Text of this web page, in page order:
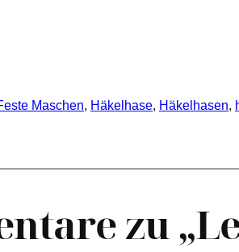
Maschen, Häkelhase, Häkelhasen,
zu